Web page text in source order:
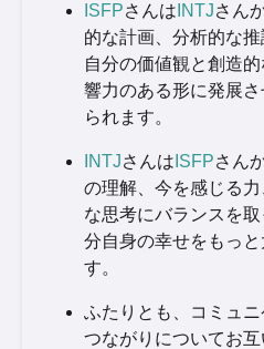
ISFPさんは INTJさん
的な計画、分析的な推
自分の価値観と創造
響力のある形に発展
られます。
INTJさんは ISFPさん
の理解、今を感じる
な思考にバランスを
分自身の幸せをもっ
す。
ふたりとも、コミュ
つながりについてお